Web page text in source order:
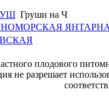
Груши на Ч
ЯНТАРНАЯ
плодового
не разрешает